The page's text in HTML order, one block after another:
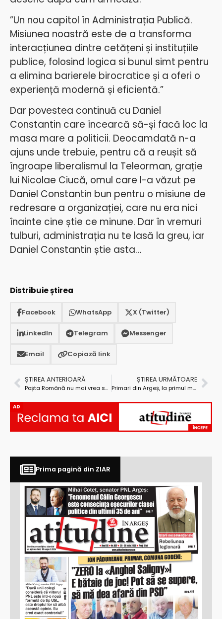
”Un nou capitol în Administrația Publică.
Misiunea noastră este de a transforma
interacțiunea dintre cetățeni și instituțiile
publice, folosind logica si bunul simt pentru
a elimina barierele birocratice și a oferi o
experiență modernă și eficientă.”
Dar povestea continuă cu Daniel
Constantin care încearcă să-și facă loc la
masa mare a politicii. Deocamdată n-a
ajuns unde trebuie, pentru că a reușit să
îngroape liberalismul la Teleorman, grație
lui Nicolae Ciucă, omul care l-a văzut pe
Daniel Constantin bun pentru o misiune de
redresare a organizației, care nu era nici
înainte cine știe ce minune. Dar în vremuri
tulburi, administrația nu te lasă la greu, iar
Daniel Constantin știe asta…
Distribuie știrea
Facebook WhatsApp X (Twitter)
LinkedIn Telegram Messenger
Email Copiază link
ȘTIREA ANTERIOARĂ
Poșta Română nu mai vrea să distribuie pensiile și ajutoarele sociale!
ȘTIREA URMĂTOARE
Primari din Argeș, la primul mandat. Edilul Valerică Spirea de la Poiana Lacului: ”O școală abandonată a fost reabilitată. Proiectele continuă!”
AD
Prima pagină din ZIAR